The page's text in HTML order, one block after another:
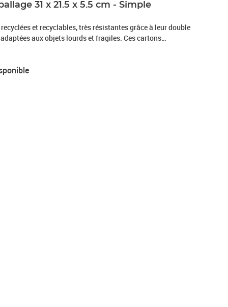
31 x 21.5 x 5.5 cm - Simple
et recyclables, très résistantes grâce à leur double
aux objets lourds et fragiles. Ces cartons
Leur livraison à plat permet de gagner de la place.